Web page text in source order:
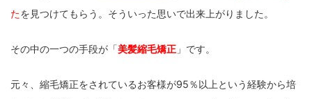
たを見つけてもらう。 そういった思いで出来上がりました。
その中の一つの手段が「美髪縮毛矯正 」です。
元々、縮毛矯正をされているお客様が95％以上という経験から培